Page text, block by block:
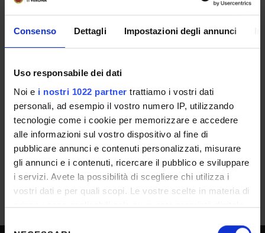
Consenso Dettagli Impostazioni degli annunci
Uso responsabile dei dati
Noi e i nostri 1022 partner trattiamo i vostri dati
personali, ad esempio il vostro numero IP, utilizzando
tecnologie come i cookie per memorizzare e accedere
alle informazioni sul vostro dispositivo al fine di
pubblicare annunci e contenuti personalizzati, misurare
gli annunci e i contenuti, ricercare il pubblico e sviluppare
i servizi. Avete la possibilità di scegliere chi utilizza i
vostri dati e per quali scopi. Le vostre scelte in materia di
privacy sono applicabili solo su questa proprietà digitale
Neuroscienze, Biomedicina e Movimento
Medicina e Chirurgia
ESITO/GRADUATORIE
Approvazione Atti e Graduatoria
IT | 802Kb